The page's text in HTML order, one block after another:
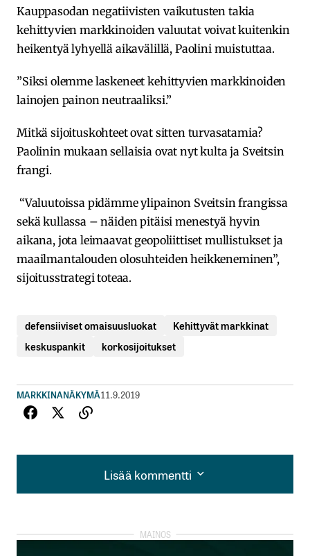
Kauppasodan negatiivisten vaikutusten takia
kehittyvien markkinoiden valuutat voivat kuitenkin
heikentyä lyhyellä aikavälillä, Paolini muistuttaa.
”Siksi olemme laskeneet kehittyvien markkinoiden
lainojen painon neutraaliksi.”
Mitkä sijoituskohteet ovat sitten turvasatamia?
Paolinin mukaan sellaisia ovat nyt kulta ja Sveitsin
frangi.
“Valuutoissa pidämme ylipainon Sveitsin frangissa
sekä kullassa – näiden pitäisi menestyä hyvin
aikana, jota leimaavat geopoliittiset mullistukset ja
maailmantalouden olosuhteiden heikkeneminen”,
sijoitusstrategi toteaa.
defensiiviset omaisuusluokat
Kehittyvät markkinat
keskuspankit
korkosijoitukset
MARKKINANÄKYMÄ11.9.2019
Lisää kommentti
Lisää kommentti
kirjautua